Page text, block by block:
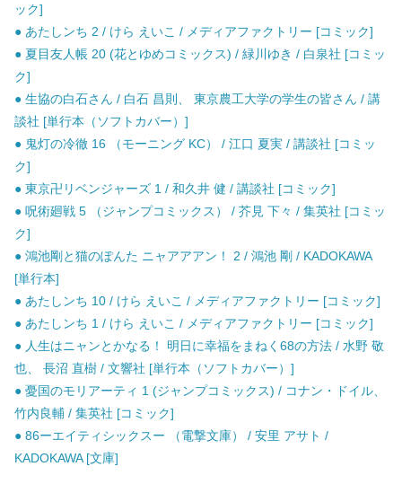
ック]
● あたしンち 2 / けら えいこ / メディアファクトリー [コミック]
● 夏目友人帳 20 (花とゆめコミックス) / 緑川ゆき / 白泉社 [コミッ
ク]
● 生協の白石さん / 白石 昌則、 東京農工大学の学生の皆さん / 講
談社 [単行本（ソフトカバー）]
● 鬼灯の冷徹 16 （モーニング KC） / 江口 夏実 / 講談社 [コミッ
ク]
● 東京卍リベンジャーズ 1 / 和久井 健 / 講談社 [コミック]
● 呪術廻戦 5 （ジャンプコミックス） / 芥見 下々 / 集英社 [コミッ
ク]
● 鴻池剛と猫のぽんた ニャアアアン！ 2 / 鴻池 剛 / KADOKAWA
[単行本]
● あたしンち 10 / けら えいこ / メディアファクトリー [コミック]
● あたしンち 1 / けら えいこ / メディアファクトリー [コミック]
● 人生はニャンとかなる！ 明日に幸福をまねく68の方法 / 水野 敬
也、 長沼 直樹 / 文響社 [単行本（ソフトカバー）]
● 憂国のモリアーティ 1 (ジャンプコミックス) / コナン・ドイル、
竹内良輔 / 集英社 [コミック]
● 86ーエイティシックスー （電撃文庫） / 安里 アサト /
KADOKAWA [文庫]